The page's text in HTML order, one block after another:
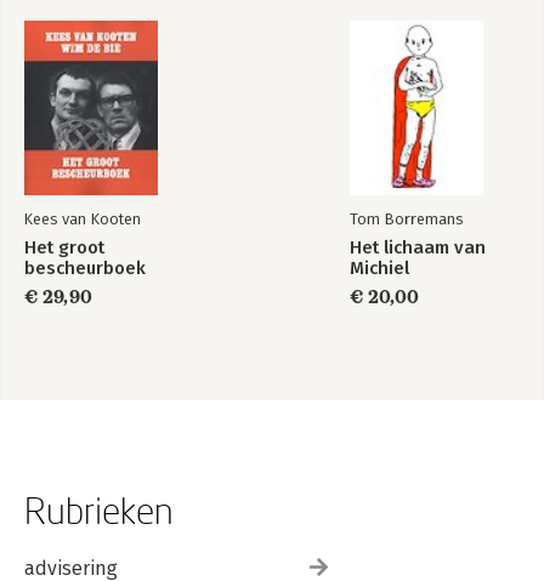
Kees van Kooten
Het groot
bescheurboek
€ 29,90
Tom Borremans
Het lichaam van
Michiel
€ 20,00
Rubrieken
advisering